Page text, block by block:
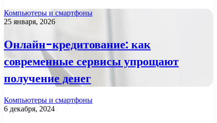
Компьютеры и смартфоны
25 января, 2026
Онлайн-кредитование: как
современные сервисы упрощают
получение денег
Компьютеры и смартфоны
6 декабря, 2024